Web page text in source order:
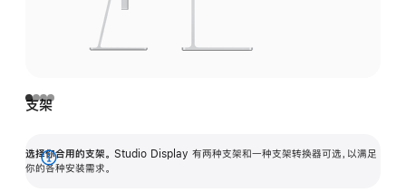
支架
选择你合用的支架。 Studio Display 有两种支架和一种支架转换器可选，以满足
你的各种安装需求。
展